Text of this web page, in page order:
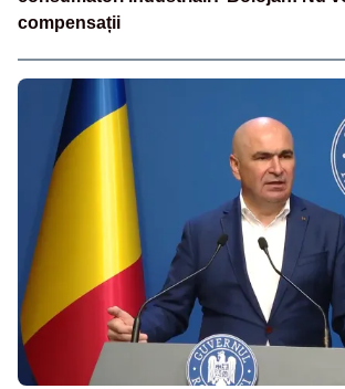
compensații